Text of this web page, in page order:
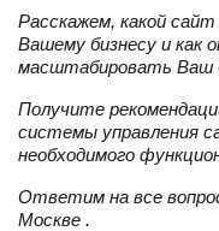
Расскажем, какой
Вашему бизнесу и как
масштабировать Ваш
Получите
системы управления
необходимого
Ответим на все
Москве .